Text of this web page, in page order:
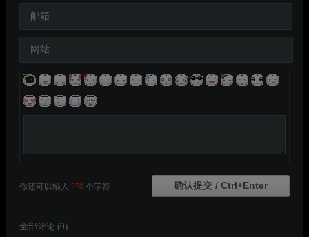
邮箱
网站
你还可以输入 270 个字符
全部评论 (0)